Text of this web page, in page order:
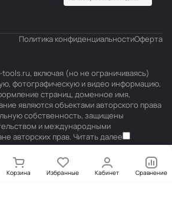
Корзина Избранные Кабинет Сравнение
Политика конфиденциальностиОферта
включая (но не ограничиваясь)
фотографическую и видео информацию,
страниц, доменное имя,
являются объектами авторского права
собственность, защищены
и международными
авторских прав. Читать далее